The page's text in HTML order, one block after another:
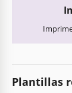
Plantillas